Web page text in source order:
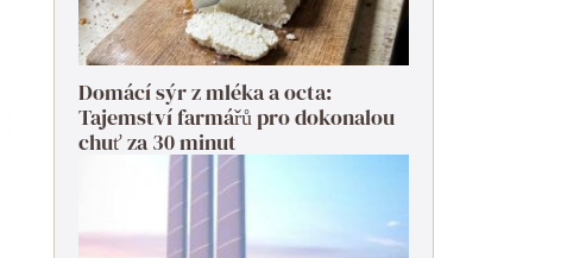
Domácí sýr z mléka a octa:
Tajemství farmářů pro dokonalou
chuť za 30 minut